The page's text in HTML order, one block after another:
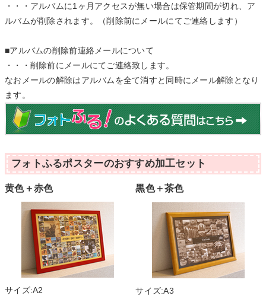
・・・アルバムに1ヶ月アクセスが無い場合は保管期間が切れ、ア
ルバムが削除されます。（削除前にメールにてご連絡します）
■アルバムの削除前連絡メールについて
・・・削除前にメールにてご連絡致します。
なおメールの解除はアルバムを全て消すと同時にメール解除となり
ます。
フォトふるポスターのおすすめ加工セット
黄色＋赤色
サイズ:A2
黒色＋茶色
サイズ:A3